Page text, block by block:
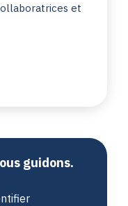
et
guidons.